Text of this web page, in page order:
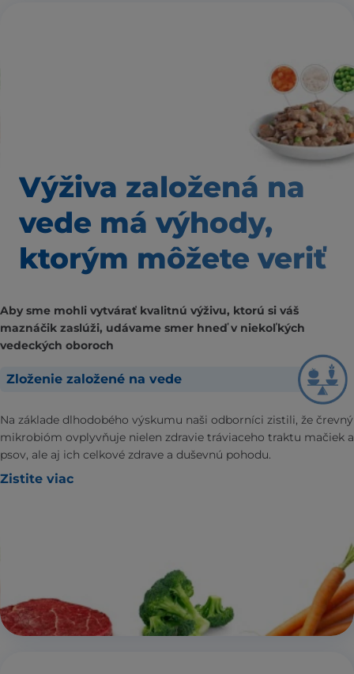
Výživa založená na
vede má výhody,
ktorým môžete veriť
Aby sme mohli vytvárať kvalitnú výživu, ktorú si váš
maznáčik zaslúži, udávame smer hneď v niekoľkých
vedeckých oboroch
Zloženie založené na vede
Na základe dlhodobého výskumu naši odborníci zistili, že črevný
mikrobióm ovplyvňuje nielen zdravie tráviaceho traktu mačiek a
psov, ale aj ich celkové zdrave a duševnú pohodu.
Zistite viac